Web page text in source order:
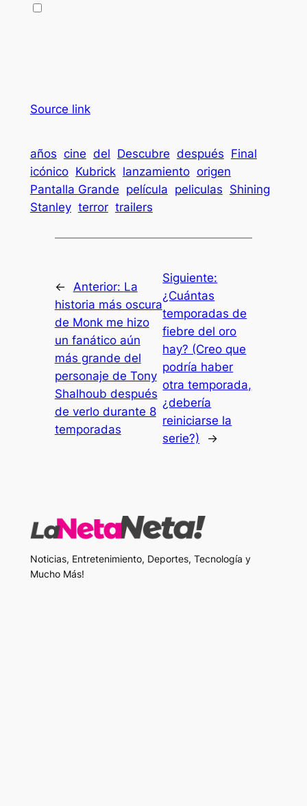
Source link
años cine del Descubre después Final
icónico Kubrick lanzamiento origen
Pantalla Grande película peliculas Shining
Stanley terror trailers
← Anterior: La
historia más oscura
de Monk me hizo
un fanático aún
más grande del
personaje de Tony
Shalhoub después
de verlo durante 8
temporadas
Siguiente:
¿Cuántas
temporadas de
fiebre del oro
hay? (Creo que
podría haber
otra temporada,
¿debería
reiniciarse la
serie?)
→
Noticias, Entretenimiento, Deportes, Tecnología y
Mucho Más!